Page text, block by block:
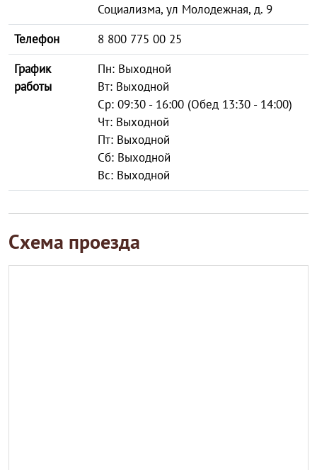
Социализма, ул Молодежная, д. 9
Телефон
8 800 775 00 25
График
работы
Пн: Выходной
Вт: Выходной
Ср: 09:30 - 16:00 (Обед 13:30 - 14:00)
Чт: Выходной
Пт: Выходной
Сб: Выходной
Вс: Выходной
Схема проезда